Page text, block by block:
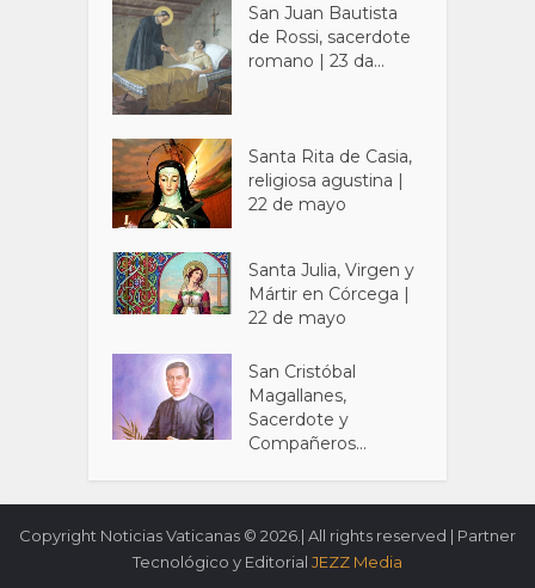
San Juan Bautista
de Rossi, sacerdote
romano | 23 da...
Santa Rita de Casia,
religiosa agustina |
22 de mayo
Santa Julia, Virgen y
Mártir en Córcega |
22 de mayo
San Cristóbal
Magallanes,
Sacerdote y
Compañeros...
Copyright Noticias Vaticanas © 2026.| All rights reserved | Partner
Tecnológico y Editorial JEZZ Media